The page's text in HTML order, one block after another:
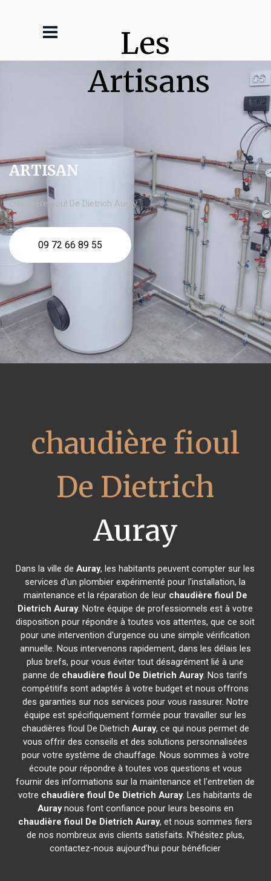
Les
Artisans
ARTISAN
chaudière fioul De Dietrich Auray
09 72 66 89 55
chaudière fioul
De Dietrich
Auray
Dans la ville deAuray, les habitants peuvent compter sur les
services d'un plombier expérimenté pour l'installation, la
maintenance et la réparation de leur chaudière fioul De
Dietrich Auray. Notre équipe de professionnels est à votre
disposition pour répondre à toutes vos attentes, que ce soit
pour une intervention d'urgence ou une simple vérification
annuelle. Nous intervenons rapidement, dans les délais les
plus brefs, pour vous éviter tout désagrément lié à une
panne de chaudière fioul De Dietrich Auray. Nos tarifs
compétitifs sont adaptés à votre budget et nous offrons
des garanties sur nos services pour vous rassurer. Notre
équipe est spécifiquement formée pour travailler sur les
chaudières fioul De Dietrich Auray, ce qui nous permet de
vous offrir des conseils et des solutions personnalisées
pour votre système de chauffage. Nous sommes à votre
écoute pour répondre à toutes vos questions et vous
fournir des informations sur la maintenance et l'entretien de
votre chaudière fioul De Dietrich Auray. Les habitants de
Auraynous font confiance pour leurs besoins en
chaudière fioul De Dietrich Auray, et nous sommes fiers
de nos nombreux avis clients satisfaits. N'hésitez plus,
contactez-nous aujourd'hui pour bénéficier